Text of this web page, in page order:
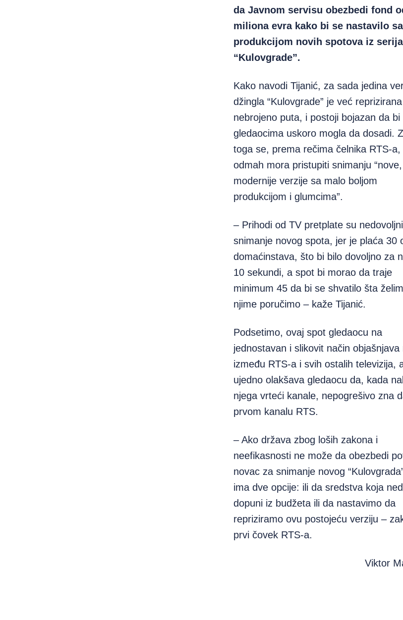
da Javnom servisu obezbedi fond
miliona evra kako bi se nastavilo sa
produkcijom novih spotova iz
“Kulovgrade”.
Kako navodi Tijanić, za sada jedina
džingla “Kulovgrade” je već reprizirana
nebrojeno puta, i postoji bojazan da bi
gledaocima uskoro mogla da dosadi.
toga se, prema rečima čelnika RTS-a,
odmah mora pristupiti snimanju “nove,
modernije verzije sa malo boljom
produkcijom i glumcima”.
– Prihodi od TV pretplate su
snimanje novog spota, jer je plaća 30
domaćinstava, što bi bilo dovoljno za
10 sekundi, a spot bi morao da traje
minimum 45 da bi se shvatilo šta
njime poručimo – kaže Tijanić.
Podsetimo, ovaj spot gledaocu na
jednostavan i slikovit način objašnjava
između RTS-a i svih ostalih televizija,
ujedno olakšava gledaocu da, kada
njega vrteći kanale, nepogrešivo zna
prvom kanalu RTS.
– Ako država zbog loših zakona i
neefikasnosti ne može da obezbedi
novac za snimanje novog
ima dve opcije: ili da sredstva koja
dopuni iz budžeta ili da nastavimo da
repriziramo ovu postojeću verziju –
prvi čovek RTS-a.
Viktor